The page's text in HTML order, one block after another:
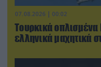
07.08.2026 | 00:02
Τουρκικά
ελληνικά μαχητικά